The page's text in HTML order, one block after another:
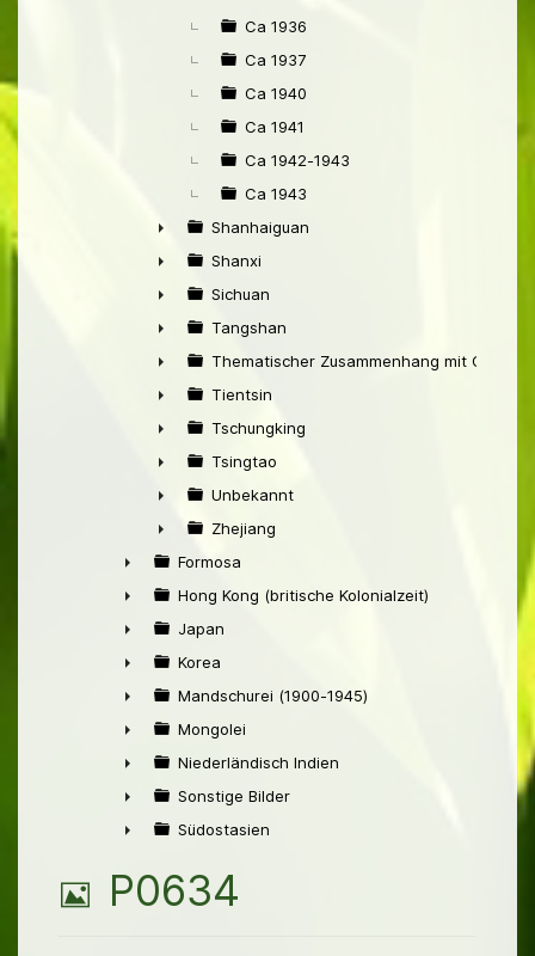
Ca 1936
Ca 1937
Ca 1940
Ca 1941
Ca 1942-1943
Ca 1943
►
Shanhaiguan
►
Shanxi
►
Sichuan
►
Tangshan
►
Thematischer Zusammenhang mit China
►
Tientsin
►
Tschungking
►
Tsingtao
►
Unbekannt
►
Zhejiang
►
Formosa
►
Hong Kong (britische Kolonialzeit)
►
Japan
►
Korea
►
Mandschurei (1900-1945)
►
Mongolei
►
Niederländisch Indien
►
Sonstige Bilder
Südostasien
B
P0634